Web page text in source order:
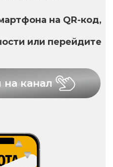
на QR-код,
или перейдите
на канал